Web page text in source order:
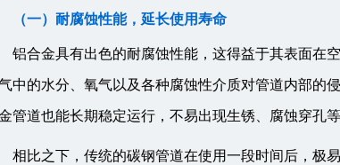
（一）耐腐蚀性能，延长使用寿命
铝合金具有出色的耐腐蚀性能，这得益于其表面在
中的水分、氧气以及各种腐蚀性介质对管道内部的
管道也能长期稳定运行，不易出现生锈、腐蚀穿孔等
相比之下，传统的碳钢管道在使用一段时间后，极